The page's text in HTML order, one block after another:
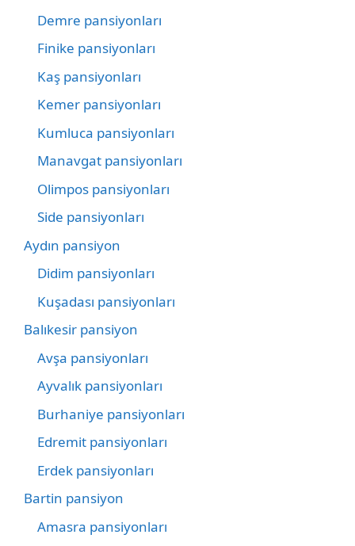
Demre pansiyonları
Finike pansiyonları
Kaş pansiyonları
Kemer pansiyonları
Kumluca pansiyonları
Manavgat pansiyonları
Olimpos pansiyonları
Side pansiyonları
Aydın pansiyon
Didim pansiyonları
Kuşadası pansiyonları
Balıkesir pansiyon
Avşa pansiyonları
Ayvalık pansiyonları
Burhaniye pansiyonları
Edremit pansiyonları
Erdek pansiyonları
Bartin pansiyon
Amasra pansiyonları